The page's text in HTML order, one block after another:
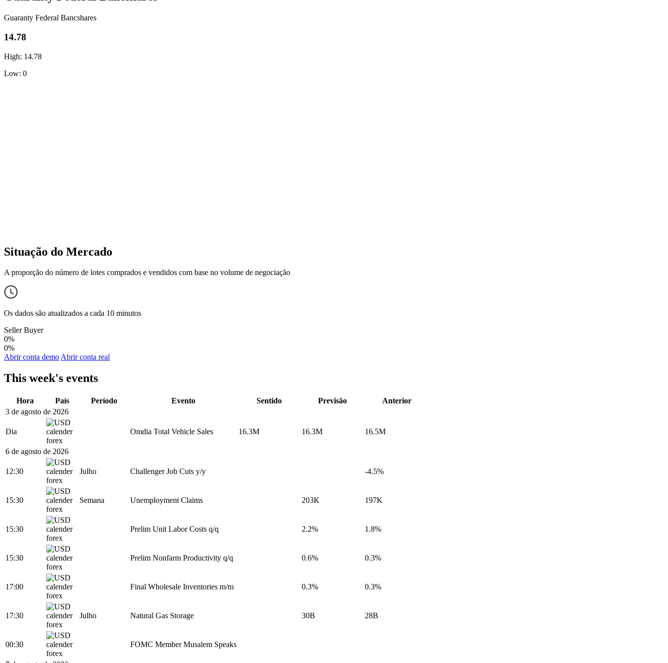
Guaranty Federal Bancshares
14.78
High: 14.78
Low: 0
Situação do Mercado
A proporção do número de lotes comprados e vendidos com base no volume de negociação
Os dados são atualizados a cada 10 minutos
Seller Buyer
0%
0%
Abrir conta demoAbrir conta real
This week's events
Hora País Período Evento Sentido Previsão
Anterior
3 de agosto de 2026
Dia Omdia Total Vehicle Sales 16.3M 16.3M 16.5M
6 de agosto de 2026
12:30 Julho Challenger Job Cuts y/y -4.5%
15:30 Semana Unemployment Claims 203K 197K
15:30 Prelim Unit Labor Costs q/q 2.2% 1.8%
15:30 Prelim Nonfarm Productivity q/q 0.6% 0.3%
17:00 Final Wholesale Inventories m/m 0.3% 0.3%
17:30 Julho Natural Gas Storage 30B 28B
00:30 FOMC Member Musalem Speaks